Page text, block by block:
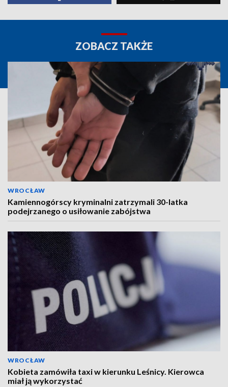
ZOBACZ TAKŻE
WROCŁAW
Kamiennogórscy kryminalni zatrzymali 30-latka
podejrzanego o usiłowanie zabójstwa
WROCŁAW
Kobieta zamówiła taxi w kierunku Leśnicy. Kierowca
miał ją wykorzystać